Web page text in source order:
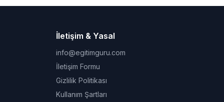
İletişim & Yasal
info@egitimguru.com
İletişim Formu
Gizlilik Politikası
Kullanım Şartları